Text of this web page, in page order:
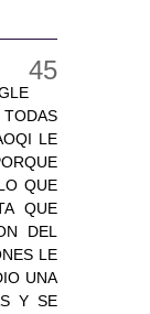
LE
QUE
QUE
DEL
LE
UNA
Y SE